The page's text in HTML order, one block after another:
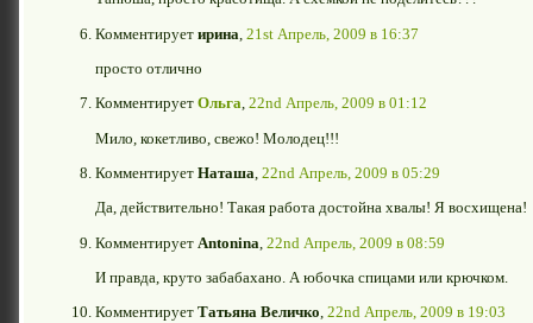
Комментирует ирина 21st Апрель, 2009 в 16:37
просто отлично
Комментирует Ольга, 22nd Апрель, 2009 в 01:12
Мило, кокетливо, свежо! Молодец!!!
Комментирует Наташа 22nd Апрель, 2009 в 05:29
Да, действительно! Такая работа достойна хвалы! Я восхищена!
Комментирует Antonina 22nd Апрель, 2009 в 08:59
И правда, круто забабахано. А юбочка спицами или крючком.
Комментирует Татьяна Величко, 22nd Апрель, 2009 в 19:03